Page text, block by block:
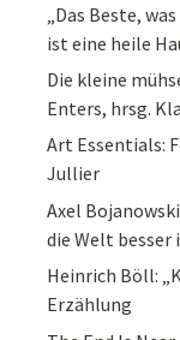
„Das Beste,
ist eine heile
Die kleine
Enters, hrsg.
Art Essentials:
Jullier
Axel
die Welt besser
Heinrich Böll:
Erzählung